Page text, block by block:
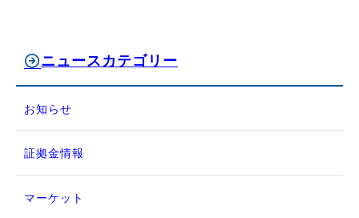
ニュースカテゴリー
お知らせ
証拠金情報
マーケット